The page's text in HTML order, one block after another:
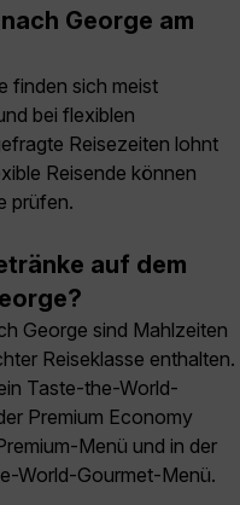
George am
finden sich meist
bei flexiblen
Reisezeiten lohnt
Reisende können
prüfen.
auf dem
George sind Mahlzeiten
Reiseklasse enthalten.
Taste-the-World-
Premium Economy
Menü und in der
World-Gourmet-Menü.